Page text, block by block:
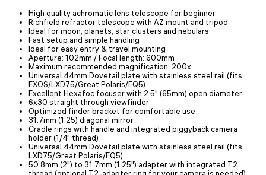
High quality achromatic lens telescope for beginner
Richfield refractor telescope with AZ mount and tripod
Ideal for moon, planets, star clusters and nebulars
Fast setup and simple handling
Ideal for easy entry & travel mounting
Aperture: 102mm / Focal length: 600mm
Maximum recommended magnification: 200x
Universal 44mm Dovetail plate with stainless steel rail (fits
EXOS/LXD75/Great Polaris/EQ5)
Excellent Hexafoc focuser with 2.5" (65mm) open diameter
6x30 straight through viewfinder
Optimized finder bracket for comfortable use
31.7mm (1.25) diagonal mirror
Cradle rings with handle and integrated piggyback camera
holder (1/4" thread)
Universal 44mm Dovetail plate with stainless steel rail (fits
LXD75/Great Polaris/EQ5)
50.8mm (2") to 31.7mm (1.25") adapter with integrated T2
thread (optional T2-adapter ring for your camera is needed)